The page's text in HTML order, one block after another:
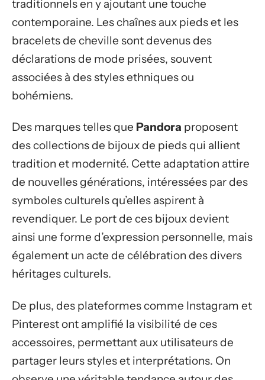
traditionnels en y ajoutant une touche
contemporaine. Les chaînes aux pieds et les
bracelets de cheville sont devenus des
déclarations de mode prisées, souvent
associées à des styles ethniques ou
bohémiens.
Des marques telles que Pandora proposent
des collections de bijoux de pieds qui allient
tradition et modernité. Cette adaptation attire
de nouvelles générations, intéressées par des
symboles culturels qu’elles aspirent à
revendiquer. Le port de ces bijoux devient
ainsi une forme d’expression personnelle, mais
également un acte de célébration des divers
héritages culturels.
De plus, des plateformes comme Instagram et
Pinterest ont amplifié la visibilité de ces
accessoires, permettant aux utilisateurs de
partager leurs styles et interprétations. On